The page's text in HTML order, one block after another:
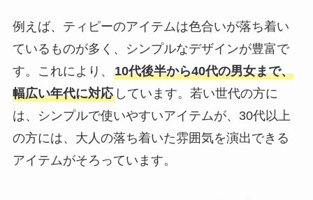
例えば、ティピーのアイテムは色合いが落ち着い
ているものが多く、シンプルなデザインが豊富で
す。これにより、 10代後半から40代の男女まで、
幅広い年代に対応しています。若い世代の方に
は、シンプルで使いやすいアイテムが、30代以上
の方には、大人の落ち着いた雰囲気を演出できる
アイテムがそろっています。